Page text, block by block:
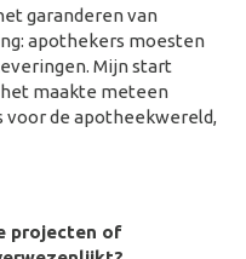
garanderen van
apothekers moesten
Mijn start
maakte meteen
voor de apotheekwereld,
projecten of